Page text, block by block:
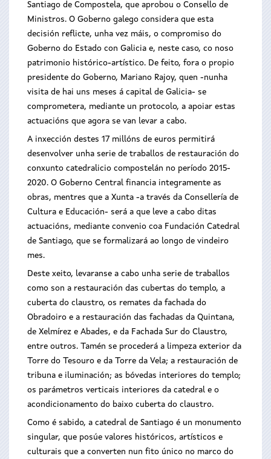
Santiago de Compostela, que aprobou o Consello de
Ministros. O Goberno galego considera que esta
decisión reflicte, unha vez máis, o compromiso do
Goberno do Estado con Galicia e, neste caso, co noso
patrimonio histórico-artístico. De feito, fora o propio
presidente do Goberno, Mariano Rajoy, quen -nunha
visita de hai uns meses á capital de Galicia- se
comprometera, mediante un protocolo, a apoiar estas
actuacións que agora se van levar a cabo.
A inxección destes 17 millóns de euros permitirá
desenvolver unha serie de traballos de restauración do
conxunto catedralicio compostelán no período 2015-
2020. O Goberno Central financia integramente as
obras, mentres que a Xunta -a través da Consellería de
Cultura e Educación- será a que leve a cabo ditas
actuacións, mediante convenio coa Fundación Catedral
de Santiago, que se formalizará ao longo de vindeiro
mes.
Deste xeito, levaranse a cabo unha serie de traballos
como son a restauración das cubertas do templo, a
cuberta do claustro, os remates da fachada do
Obradoiro e a restauración das fachadas da Quintana,
de Xelmírez e Abades, e da Fachada Sur do Claustro,
entre outros. Tamén se procederá a limpeza exterior da
Torre do Tesouro e da Torre da Vela; a restauración de
tribuna e iluminación; as bóvedas interiores do templo;
os parámetros verticais interiores da catedral e o
acondicionamento do baixo cuberta do claustro.
Como é sabido, a catedral de Santiago é un monumento
singular, que posúe valores históricos, artísticos e
culturais que a converten nun fito único no marco do